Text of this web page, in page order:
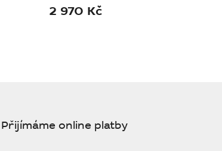
2 970 Kč
Přijímáme online platby